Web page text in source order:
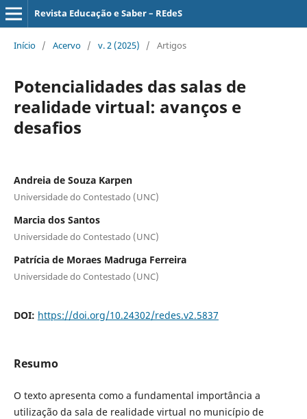
Revista Educação e Saber – REdeS
Início / Acervo / v. 2 (2025) / Artigos
Potencialidades das salas de
realidade virtual: avanços e
desafios
Andreia de Souza Karpen
Universidade do Contestado (UNC)
Marcia dos Santos
Universidade do Contestado (UNC)
Patrícia de Moraes Madruga Ferreira
Universidade do Contestado (UNC)
DOI: https://doi.org/10.24302/redes.v2.5837
Resumo
O texto apresenta como a fundamental importância a
utilização da sala de realidade virtual no município de